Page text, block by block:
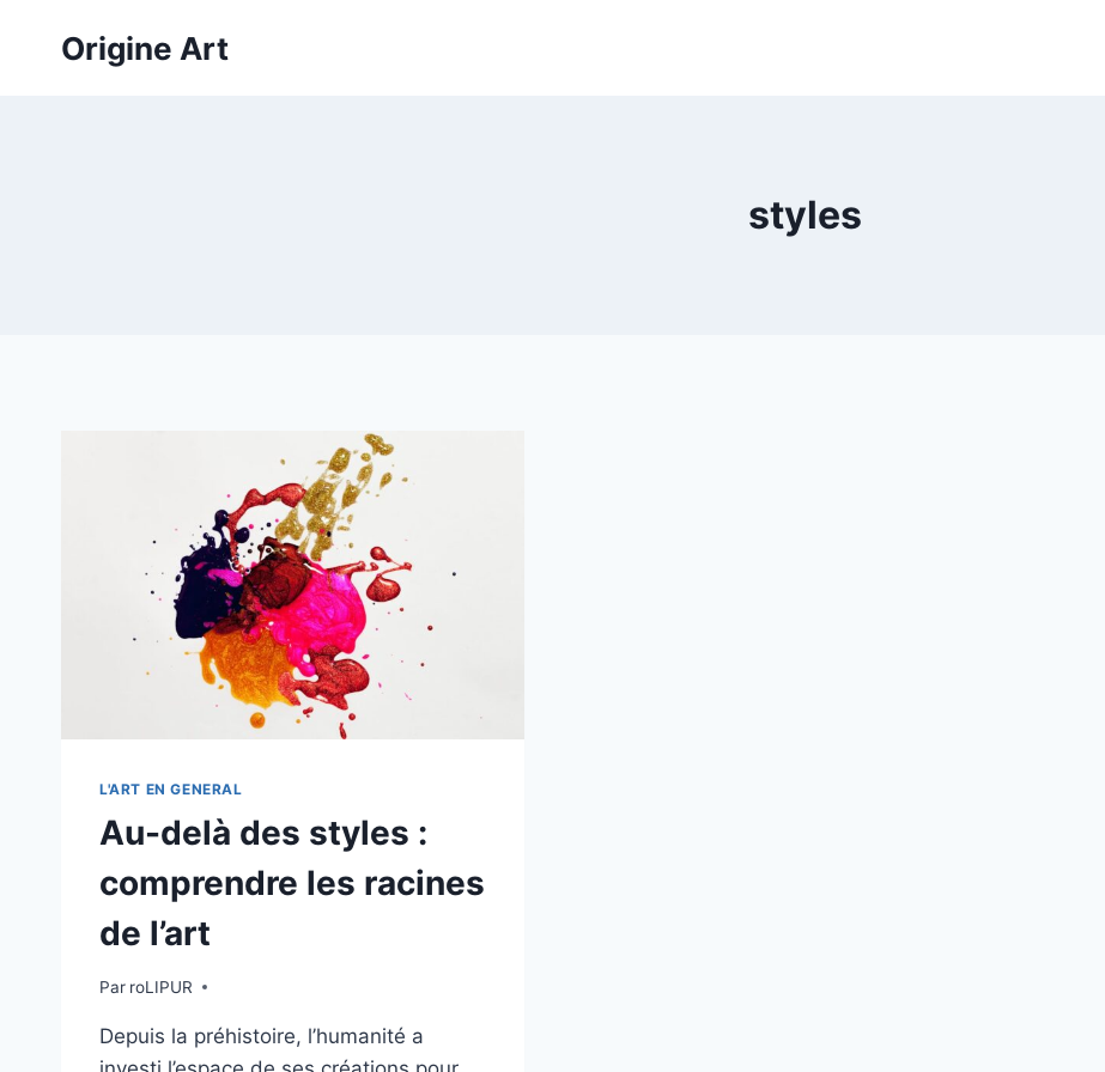
Origine Art
styles
L'ART EN GENERAL
Au-delà des styles :
comprendre les racines
de l’art
Par roLIPUR
Depuis la préhistoire, l’humanité a